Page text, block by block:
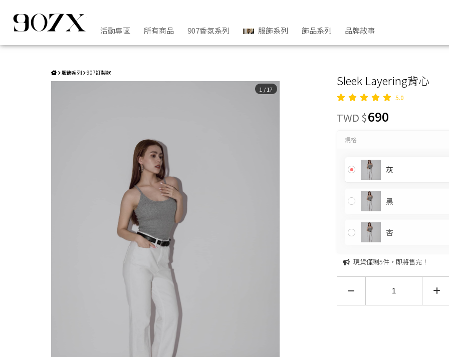
活動專區 所有商品 907香氛系列 服飾系列 飾品系列 品牌故事
服飾系列 907訂製款
1 / 17
Sleek Layering背心
5.0
TWD $690
規格
灰
黑
杏
現貨僅剩5件，即將售完！
加入購物車